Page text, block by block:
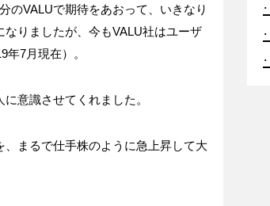
のVALUで期待をあおって、いきなり
りましたが、今もVALU社はユーザ
年7月現在）。
意識させてくれました。
まるで仕手株のように急上昇して大